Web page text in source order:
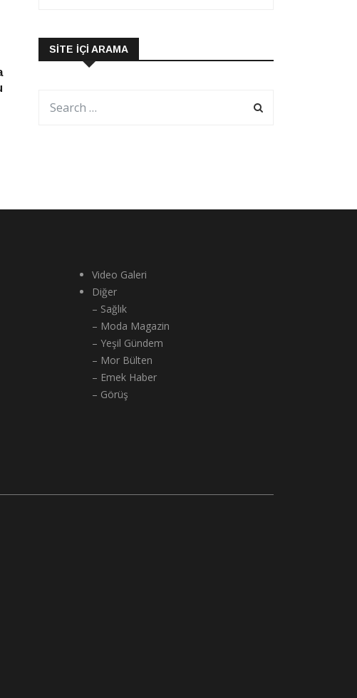
Haber
SITE İÇI ARAMA
Video Galeri
Diğer
– Sağlık
– Moda Magazin
– Yeşil Gündem
– Mor Bülten
– Emek Haber
– Görüş